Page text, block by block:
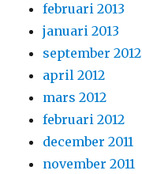
februari 2013
januari 2013
september 2012
april 2012
mars 2012
februari 2012
december 2011
november 2011